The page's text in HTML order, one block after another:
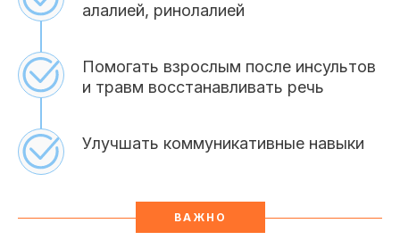
алалией, ринолалией
Помогать взрослым после инсультов
и травм восстанавливать речь
Улучшать коммуникативные навыки
ВАЖНО